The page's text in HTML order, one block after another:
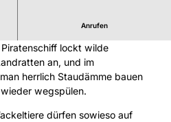
Anrufen
lockt wilde
an, und im
herrlich Staudämme bauen
wegspülen.
dürfen sowieso auf